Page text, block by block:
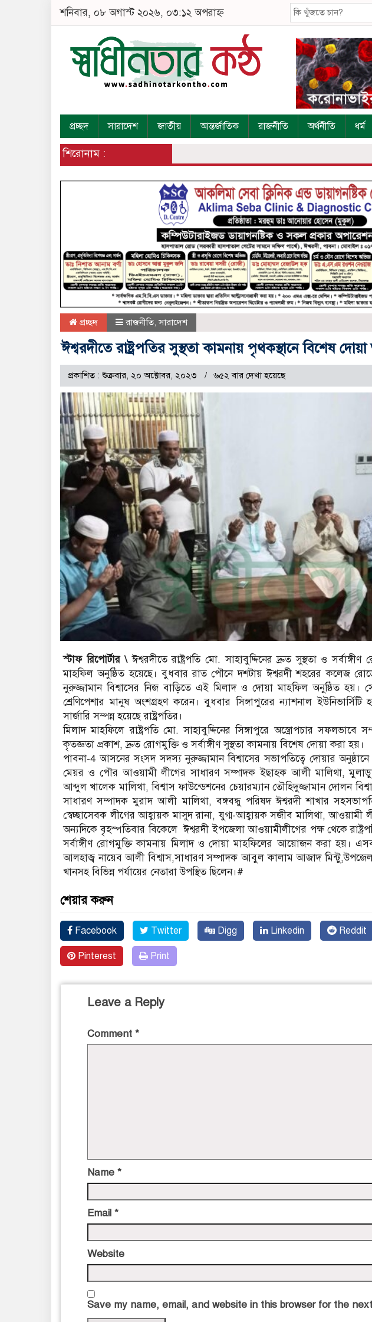
শনিবার, ০৮ অগাস্ট ২০২৬, ০৩:১২ অপরাহ্ন
প্রচ্ছদ সারাদেশ জাতীয় আন্তর্জাতিক রাজনীতি অর্থনীতি ধর্ম
শিরোনাম :
প্রচ্ছদ রাজনীতি,সারাদেশ
ঈশ্বরদীতে রাষ্ট্রপতির সুস্থতা কামনায় পৃথকস্থানে বিশেষ
প্রকাশিত : শুক্রবার, ২০ অক্টোবর, ২০২৩ ৬৫২ বার দেখা হয়েছে
স্টাফ রিপোর্টার\ঈশ্বরদীতে রাষ্ট্রপতি মো. সাহাবুদ্দিনের দ্রুত সুস্থতা ও
মাহফিল অনুষ্ঠিত হয়েছে। বুধবার রাত পৌনে দশটায় ঈশ্বরদী শহরের কলেজ
নুরুজ্জামান বিশ্বাসের নিজ বাড়িতে এই মিলাদ ও দোয়া মাহফিল অনুষ্ঠিত হয়।
শ্রেণিপেশার মানুষ অংশগ্রহণ করেন। বুধবার সিঙ্গাপুরের ন্যাশনাল
সার্জারি সম্পন্ন হয়েছে রাষ্ট্রপতির।
মিলাদ মাহফিলে রাষ্ট্রপতি মো. সাহাবুদ্দিনের সিঙ্গাপুরে অস্ত্রোপচার সফলভাবে
কৃতজ্ঞতা প্রকাশ, দ্রুত রোগমুক্তি ও সর্বাঙ্গীণ সুস্থতা কামনায় বিশেষ দোয়া করা হয়।
পাবনা-4 আসনের সংসদ সদস্য নুরুজ্জামান বিশ্বাসের সভাপতিত্বে দোয়ার
মেয়র ও পৌর আওয়ামী লীগের সাধারণ সম্পাদক ইছাহক আলী মালিথা,
আব্দুল খালেক মালিথা, বিশ্বাস ফাউন্ডেশনের চেয়ারম্যান তৌহিদুজ্জামান দোলন
সাধারণ সম্পাদক মুরাদ আলী মালিথা, বঙ্গবন্ধু পরিষদ ঈশ্বরদী শাখার
স্বেচ্ছাসেবক লীগের আহ্বায়ক মাসুদ রানা, যুগ্ম-আহ্বায়ক সজীব মালিথা, আওয়ামী
অন্যদিকে বৃহস্পতিবার বিকেলে ঈশ্বরদী ইপজেলা আওয়ামীলীগের পক্ষ থেকে
সর্বাঙ্গীণ রোগমুক্তি কামনায় মিলাদ ও দোয়া মাহফিলের আয়োজন করা হয়।
আলহাজ্ব নায়েব আলী বিশ্বাস,সাধারণ সম্পাদক আবুল কালাম আজাদ
খানসহ বিভিন্ন পর্যায়ের নেতারা উপস্থিত ছিলেন।#
শেয়ার করুন
Facebook Twitter Digg Linkedin Reddit
Pinterest Print
Leave a Reply
Comment *
Name *
Email *
Website
Save my name, email, and website in this browser for the